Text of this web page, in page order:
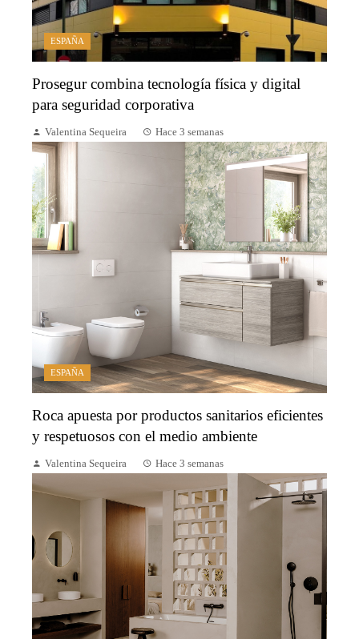
ESPAÑA
Prosegur combina tecnología física y digital
para seguridad corporativa
Valentina Sequeira Hace 3 semanas
ESPAÑA
Roca apuesta por productos sanitarios eficientes
y respetuosos con el medio ambiente
Valentina Sequeira Hace 3 semanas